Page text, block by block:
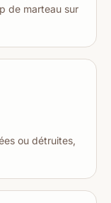
de marteau sur
ou détruites,